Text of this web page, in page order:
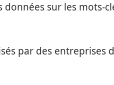
sur les mots-
par des entreprises